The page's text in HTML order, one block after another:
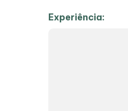
Experiência: